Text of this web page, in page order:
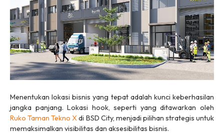
Menentukan lokasi bisnis yang tepat adalah kunci keberhasilan
jangka panjang. Lokasi hook, seperti yang ditawarkan oleh
Ruko Taman Tekno Xdi BSD City, menjadi pilihan strategis untuk
memaksimalkan visibilitas dan aksesibilitas bisnis.